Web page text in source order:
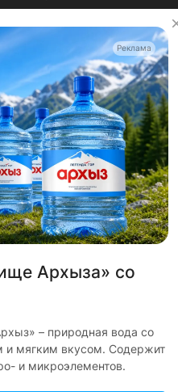
Избранные
вы соглашаетесь на
Реклама
Архыза» со
– природная вода со
и мягким вкусом. Содержит
и микроэлементов.